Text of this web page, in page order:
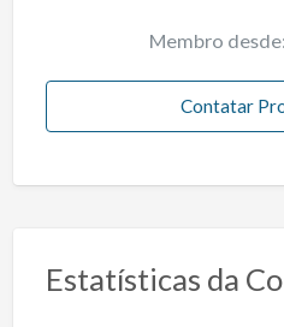
Membro
Contatar
Estatísticas da